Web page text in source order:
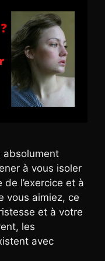
absolument
à vous isoler
l’exercice et à
vous aimiez, ce
et à votre
les
avec